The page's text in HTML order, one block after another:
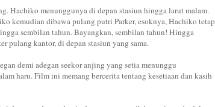
Hachiko menunggunya di depan stasiun hingga larut malam.
kemudian dibawa pulang putri Parker, esoknya, Hachiko tetap
sembilan tahun. Bayangkan, sembilan tahun! Hingga
pulang kantor, di depan stasiun yang sama.
demi adegan seekor anjing yang setia menunggu
haru. Film ini memang bercerita tentang kesetiaan dan kasih